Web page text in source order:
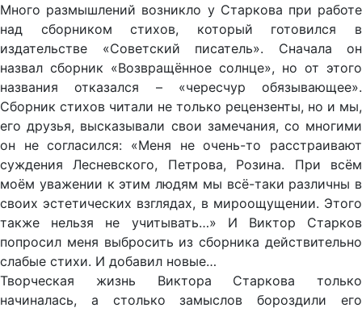
Много размышлений возникло у Старкова при работе
над сборником стихов, который готовился в
издательстве «Советский писатель». Сначала он
назвал сборник «Возвращённое солнце», но от этого
названия отказался – «чересчур обязывающее».
Сборник стихов читали не только рецензенты, но и мы,
его друзья, высказывали свои замечания, со многими
он не согласился: «Меня не очень-то расстраивают
суждения Лесневского, Петрова, Розина. При всём
моём уважении к этим людям мы всё-таки различны в
своих эстетических взглядах, в мироощущении. Этого
также нельзя не учитывать…» И Виктор Старков
попросил меня выбросить из сборника действительно
слабые стихи. И добавил новые…
Творческая жизнь Виктора Старкова только
начиналась, а столько замыслов бороздили его